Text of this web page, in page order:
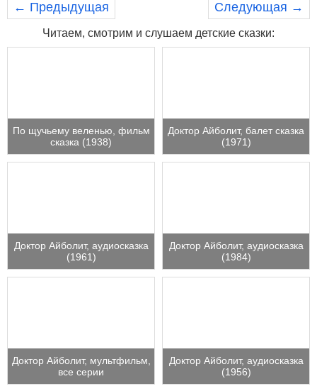
← Предыдущая Следующая →
Читаем, смотрим и слушаем детские сказки:
По щучьему веленью, фильм
сказка (1938)
Доктор Айболит, балет сказка
(1971)
Доктор Айболит, аудиосказка
(1961)
Доктор Айболит, аудиосказка
(1984)
Доктор Айболит, мультфильм,
все серии
Доктор Айболит, аудиосказка
(1956)